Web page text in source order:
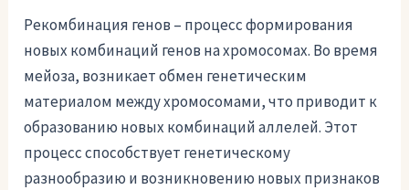
Рекомбинация генов – процесс формирования
новых комбинаций генов на хромосомах. Во время
мейоза, возникает обмен генетическим
материалом между хромосомами, что приводит к
образованию новых комбинаций аллелей. Этот
процесс способствует генетическому
разнообразию и возникновению новых признаков